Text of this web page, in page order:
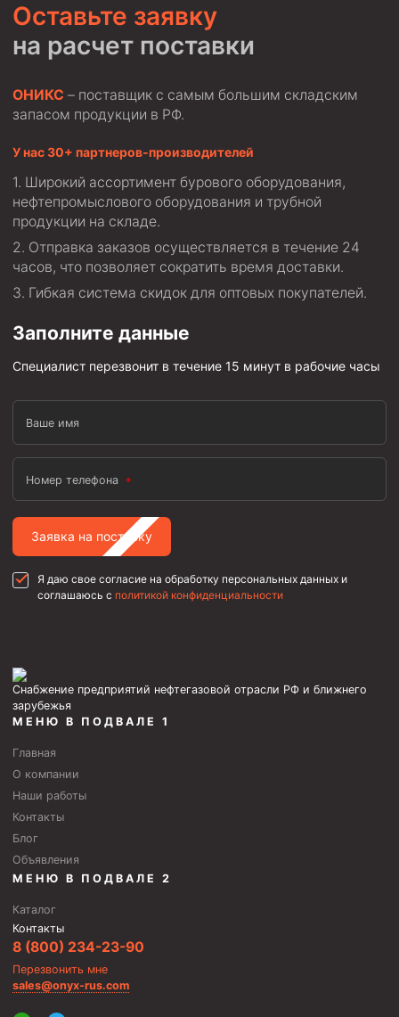
Оставьте заявку
на расчет поставки
ОНИКС – поставщик с самым большим складским
запасом продукции в РФ.
У нас 30+ партнеров-производителей
Широкий ассортимент бурового оборудования,
нефтепромыслового оборудования и трубной
продукции на складе.
Отправка заказов осуществляется в течение 24
часов, что позволяет сократить время доставки.
Гибкая система скидок для оптовых покупателей.
Заполните данные
Специалист перезвонит в течение 15 минут в рабочие часы
Ваше имя
Номер телефона
Заявка на поставку
Я даю свое согласие на обработку персональных данных и
соглашаюсь с политикой конфиденциальности
Снабжение предприятий нефтегазовой отрасли РФ и ближнего
зарубежья
МЕНЮ В ПОДВАЛЕ 1
Главная
О компании
Наши работы
Контакты
Блог
Объявления
МЕНЮ В ПОДВАЛЕ 2
Каталог
Контакты
8 (800) 234-23-90
Перезвонить мне
sales@onyx-rus.com